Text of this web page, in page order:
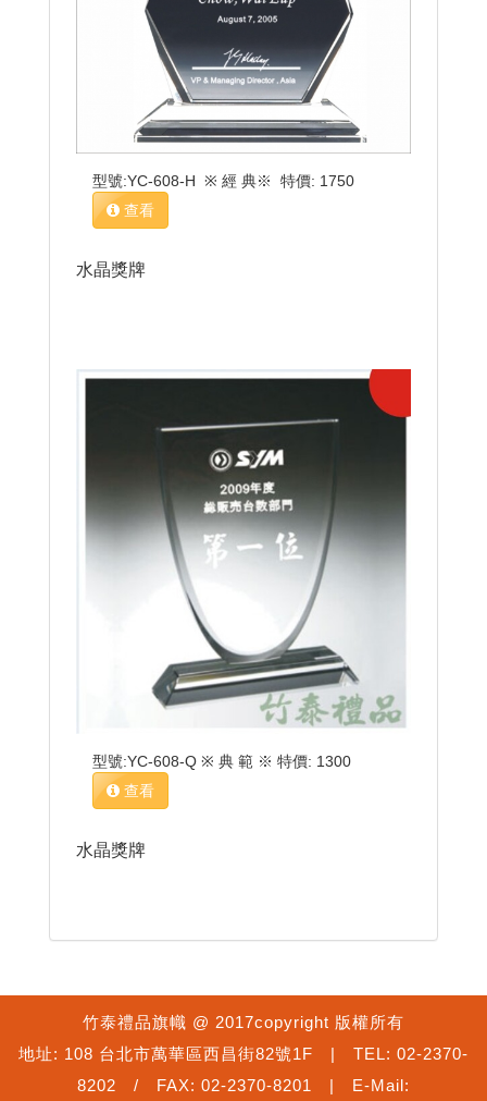
型號:YC-608-H ※ 經 典※ 特價: 1750
查看
水晶獎牌
型號:YC-608-Q ※ 典 範 ※ 特價: 1300
查看
水晶獎牌
竹泰禮品旗幟 @ 2017copyright 版權所有
地址: 108 台北市萬華區西昌街82號1F | TEL: 02-2370-
8202 / FAX: 02-2370-8201 | E-Mail: